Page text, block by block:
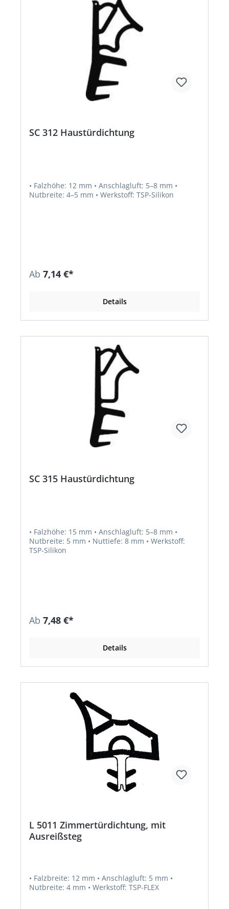
SC 312 Haustürdichtung
• Falzhöhe: 12 mm • Anschlagluft: 5–8 mm •
Nutbreite: 4–5 mm • Werkstoff: TSP-Silikon
Ab 7,14 €*
Details
SC 315 Haustürdichtung
• Falzhöhe: 15 mm • Anschlagluft: 5–8 mm •
Nutbreite: 5 mm • Nuttiefe: 8 mm • Werkstoff:
TSP-Silikon
Ab 7,48 €*
Details
L 5011 Zimmertürdichtung, mit
Ausreißsteg
• Falzbreite: 12 mm • Anschlagluft: 5 mm •
Nutbreite: 4 mm • Werkstoff: TSP-FLEX